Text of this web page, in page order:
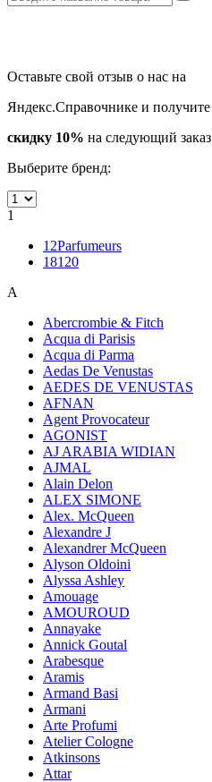
Оставьте свой отзыв о нас на
Яндекс.Справочнике и получите
скидку 10% на следующий заказ
Выберите бренд:
1
12Parfumeurs
18120
A
Abercrombie & Fitch
Acqua di Parisis
Acqua di Parma
Aedas De Venustas
AEDES DE VENUSTAS
AFNAN
Agent Provocateur
AGONIST
AJ ARABIA WIDIAN
AJMAL
Alain Delon
ALEX SIMONE
Alex. McQueen
Alexandre J
Alexandrer McQueen
Alyson Oldoini
Alyssa Ashley
Amouage
AMOUROUD
Annayake
Annick Goutal
Arabesque
Aramis
Armand Basi
Armani
Arte Profumi
Atelier Cologne
Atkinsons
Attar